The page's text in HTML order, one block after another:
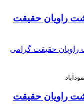
راویان حقیقت
راویان حقیقت